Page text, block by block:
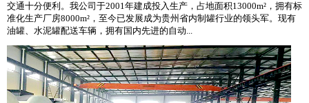
交通十分便利。我公司于2001年建成投入生产，占地面积13000m²，拥有标
准化生产厂房8000m²，至今已发展成为贵州省内制罐行业的领头军。现有
油罐、水泥罐配送车辆，拥有国内先进的自动...